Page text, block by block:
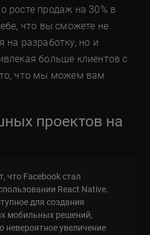
росте продаж на 30% в
что вы сможете не
на разработку, но и
больше клиентов с
что мы можем вам
проектов на
что Facebook стал
React Native.
для создания
мобильных решений,
невероятное увеличение